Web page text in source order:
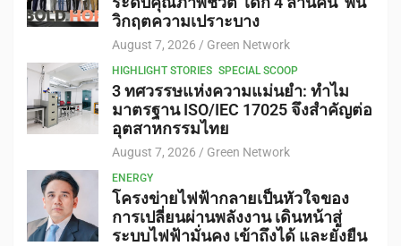
วิกฤตความเปราะบาง
August 7, 2026 Green Network
HIGHLIGHT STORIES SPECIAL SCOOP
3 ทศวรรษแห่งความแม่นยำ: ทำไม
มาตรฐาน ISO/IEC 17025 จึงสำคัญต่อ
อุตสาหกรรมไทย
August 7, 2026 Green Network
ENERGY
โครงข่ายไฟฟ้ากลายเป็นหัวใจของ
การเปลี่ยนผ่านพลังงาน เดินหน้าสู่
ระบบไฟฟ้ามั่นคง เข้าถึงได้ และยั่งยืน